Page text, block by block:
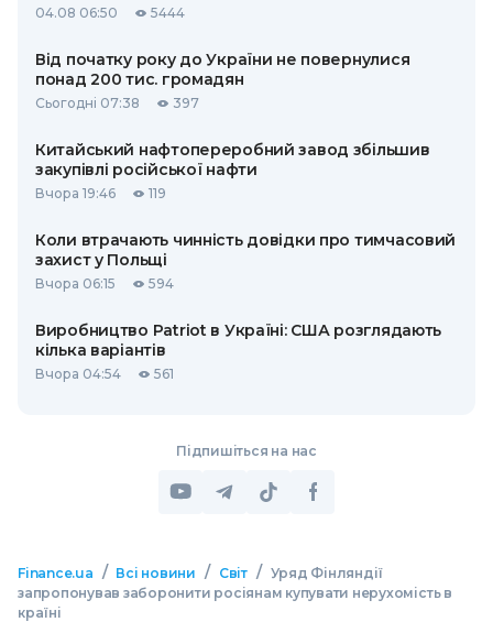
04.08 06:50 5444
Від початку року до України не повернулися
понад 200 тис. громадян
Сьогодні 07:38 397
Китайський нафтопереробний завод збільшив
закупівлі російської нафти
Вчора 19:46 119
Коли втрачають чинність довідки про тимчасовий
захист у Польщі
Вчора 06:15 594
Виробництво Patriot в Україні: США розглядають
кілька варіантів
Вчора 04:54 561
Підпишіться на нас
Finance.ua / Всі новини / Світ / Уряд Фінляндії
запропонував заборонити росіянам купувати нерухомість в
країні